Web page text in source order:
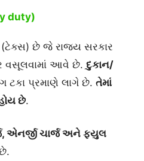
duty)
છે જે રાજ્ય સરકાર
વસૂલવામાં આવે છે. દુકાન/
પ્રમાણે લાગે છે. તેમાં
છે.
એનર્જી ચાર્જ અને ફયુલ